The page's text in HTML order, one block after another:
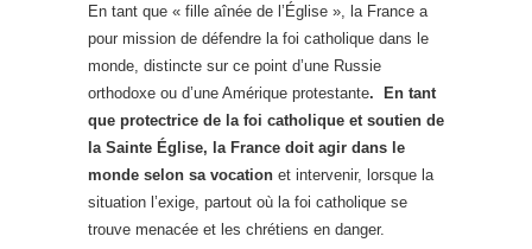
En tant que « fille aînée de l’Église », la France a
pour mission de défendre la foi catholique dans le
monde, distincte sur ce point d’une Russie
orthodoxe ou d’une Amérique protestante. En tant
que protectrice de la foi catholique et soutien de
la Sainte Église, la France doit agir dans le
monde selon sa vocation et intervenir, lorsque la
situation l’exige, partout où la foi catholique se
trouve menacée et les chrétiens en danger.